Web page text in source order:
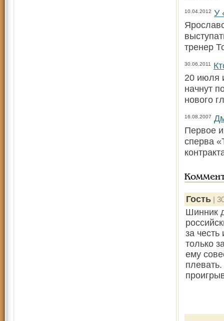
10.04.2012 У
тренер
30.06.2011
20 июля
начнут
нового
16.08.2007
Первое
сперва
Гость |
Шинник
за
только
ему